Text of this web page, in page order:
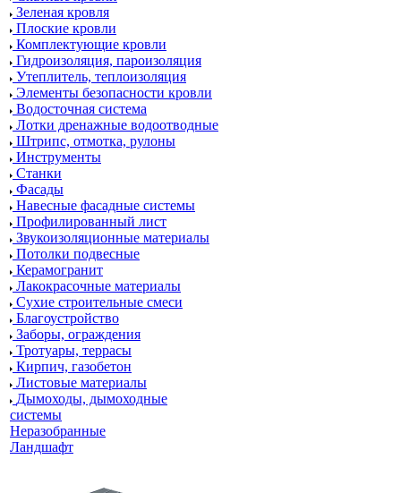
Зеленая кровля
Плоские кровли
Комплектующие кровли
Гидроизоляция, пароизоляция
Утеплитель, теплоизоляция
Элементы безопасности кровли
Водосточная система
Лотки дренажные водоотводные
Штрипс, отмотка, рулоны
Инструменты
Станки
Фасады
Навесные фасадные системы
Профилированный лист
Звукоизоляционные материалы
Потолки подвесные
Керамогранит
Лакокрасочные материалы
Сухие строительные смеси
Благоустройство
Заборы, ограждения
Тротуары, террасы
Кирпич, газобетон
Листовые материалы
Дымоходы, дымоходные
системы
Неразобранные
Ландшафт